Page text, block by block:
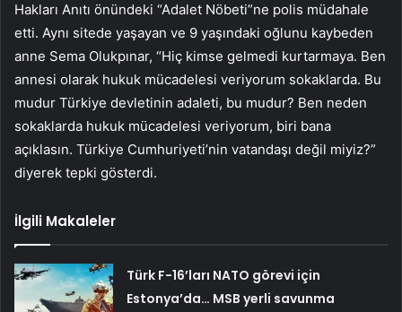
Hakları Anıtı önündeki “Adalet Nöbeti”ne polis müdahale
etti. Aynı sitede yaşayan ve 9 yaşındaki oğlunu kaybeden
anne Sema Olukpınar, “Hiç kimse gelmedi kurtarmaya. Ben
annesi olarak hukuk mücadelesi veriyorum sokaklarda. Bu
mudur Türkiye devletinin adaleti, bu mudur? Ben neden
sokaklarda hukuk mücadelesi veriyorum, biri bana
açıklasın. Türkiye Cumhuriyeti’nin vatandaşı değil miyiz?”
diyerek tepki gösterdi.
İlgili Makaleler
Türk F-16’ları NATO görevi için
Estonya’da… MSB yerli savunma